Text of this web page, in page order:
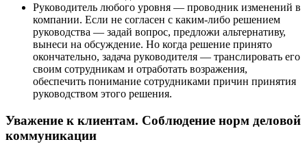
Руководитель любого уровня — проводник изменений в
компании. Если не согласен с каким-либо решением
руководства — задай вопрос, предложи альтернативу,
вынеси на обсуждение. Но когда решение принято
окончательно, задача руководителя — транслировать его
своим сотрудникам и отработать возражения,
обеспечить понимание сотрудниками причин принятия
руководством этого решения.
Уважение к клиентам. Соблюдение норм деловой
коммуникации